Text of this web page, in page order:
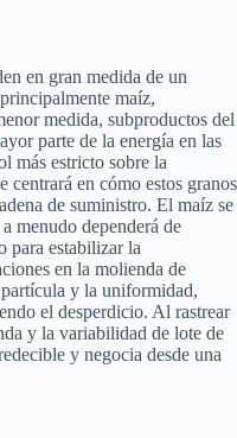
en gran medida de un
maíz,
medida, subproductos del
parte de la energía en las
más estricto sobre la
centrará en cómo estos granos
de suministro. El maíz se
menudo dependerá de
para estabilizar la
en la molienda de
y la uniformidad,
el desperdicio. Al rastrear
y la variabilidad de lote de
y negocia desde una